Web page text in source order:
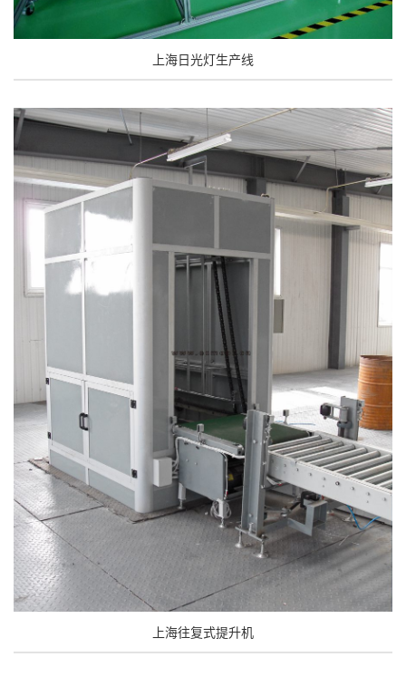
上海日光灯生产线
上海往复式提升机